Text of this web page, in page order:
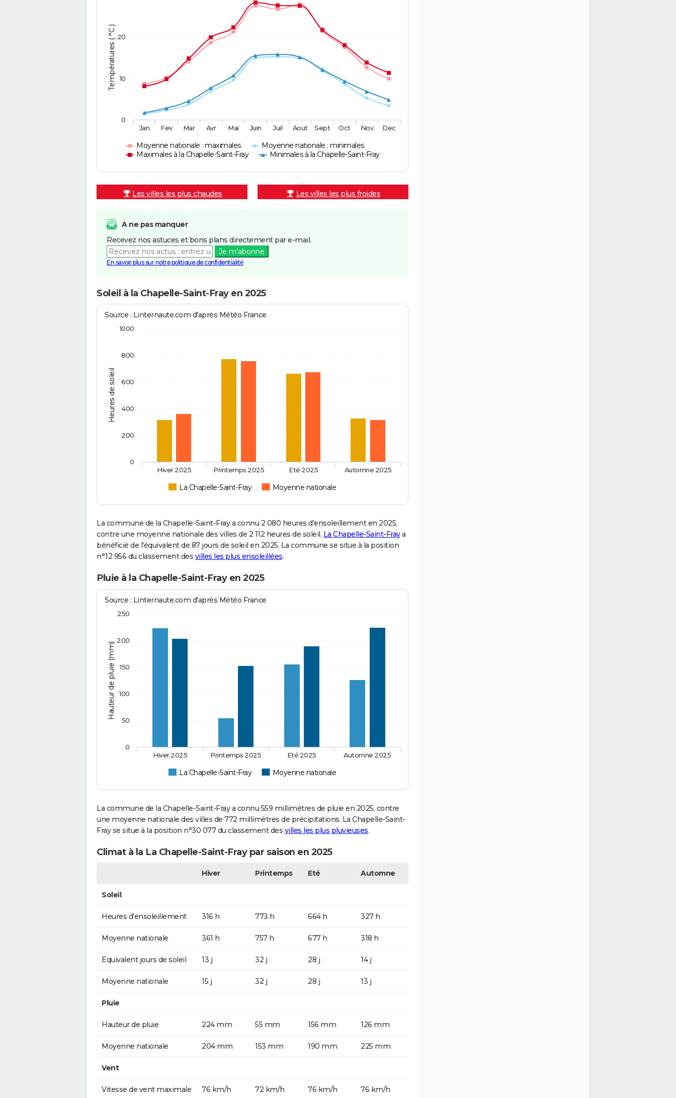
Températures ( °C )
Moyenne nationale : maximales
Moyenne nationale : minimales
Maximales à la Chapelle-Saint-Fray
Minimales à la Chapelle-Saint-Fray
Jan Fev Mar Avr Mai Juin Juil Aout Sept Oct Nov Dec
0
10
20
Les villes les plus chaudes Les villes les plus froides
A ne pas manquer
Recevez nos astuces et bons plans directement par e-mail.
Je m'abonne
En savoir plus sur notre politique de confidentialité
Soleil à la Chapelle-Saint-Fray en 2025
Heures de soleil
Source : Linternaute.com d'après Météo France
La Chapelle-Saint-Fray Moyenne nationale
Hiver 2025 Printemps 2025 Eté 2025 Automne 2025
0
200
400
600
800
1000
La commune de la Chapelle-Saint-Fray a connu 2 080 heures d'ensoleillement en 2025,
contre une moyenne nationale des villes de 2 112 heures de soleil. La Chapelle-Saint-Fraya
bénéficié de l'équivalent de 87 jours de soleil en 2025. La commune se situe à la position
n°12 956 du classement des villes les plus ensoleillées.
Pluie à la Chapelle-Saint-Fray en 2025
Hauteur de pluie (mm)
Source : Linternaute.com d'après Météo France
La Chapelle-Saint-Fray Moyenne nationale
Hiver 2025 Printemps 2025 Eté 2025 Automne 2025
0
50
100
150
200
250
La commune de la Chapelle-Saint-Fray a connu 559 millimètres de pluie en 2025, contre
une moyenne nationale des villes de 772 millimètres de précipitations. La Chapelle-Saint-
Fray se situe à la position n°30 077 du classement des villes les plus pluvieuses.
Climat à la La Chapelle-Saint-Fray par saison en 2025
Hiver Printemps Eté Automne
Soleil
Heures d'ensoleillement 316 h 773 h 664 h 327 h
Moyenne nationale 361 h 757 h 677 h 318 h
Equivalent jours de soleil 13 j 32 j 28 j 14 j
Moyenne nationale 15 j 32 j 28 j 13 j
Pluie
Hauteur de pluie 224 mm 55 mm 156 mm 126 mm
Moyenne nationale 204 mm 153 mm 190 mm 225 mm
Vent
Vitesse de vent maximale 76 km/h 72 km/h 76 km/h 76 km/h